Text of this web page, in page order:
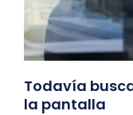
Todavía
la pantalla